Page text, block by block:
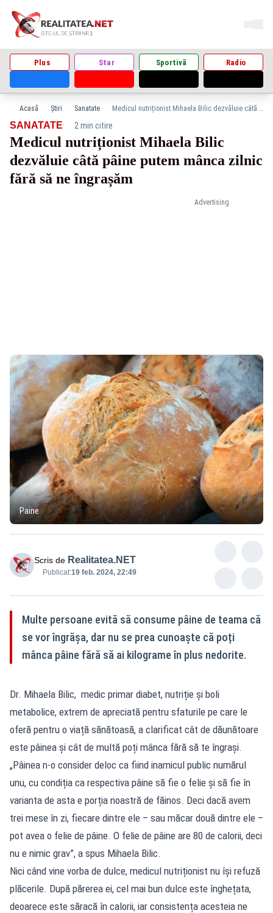
Plus Star Sportivă Radio
Acasă Știri Sanatate Medicul nutriționist Mihaela Bilic dezvăluie câtă pâine putem mânca zilnic fără să ne îngrașăm
Advertising
SANATATE· 2 min citire
Medicul nutriționist Mihaela Bilic
dezvăluie câtă pâine putem mânca zilnic
fără să ne îngrașăm
Paine
Scris de Realitatea.NET
Publicat:19 feb. 2024, 22:49
Multe persoane evită să consume pâine de teama că
se vor îngrășa, dar nu se prea cunoaște că poți
mânca pâine fără să ai kilograme în plus nedorite.
Dr. Mihaela Bilic, medic primar diabet, nutriție și boli
metabolice, extrem de apreciată pentru sfaturile pe care le
oferă pentru o viață sănătoasă, a clarificat cât de dăunătoare
este pâinea și cât de multă poți mânca fără să te îngrași.
„Pâinea n-o consider deloc ca fiind inamicul public numărul
unu, cu condiția ca respectiva pâine să fie o felie și să fie în
varianta de asta e porția noastră de făinos. Deci dacă avem
trei mese în zi, fiecare dintre ele – sau măcar două dintre ele –
pot avea o felie de pâine. O felie de pâine are 80 de calorii, deci
nu e nimic grav”, a spus Mihaela Bilic.
Nici când vine vorba de dulce, medicul nutriționist nu își refuză
plăcerile. După părerea ei, cel mai bun dulce este înghețata,
deoarece este săracă în calorii, iar consistența acesteia ne